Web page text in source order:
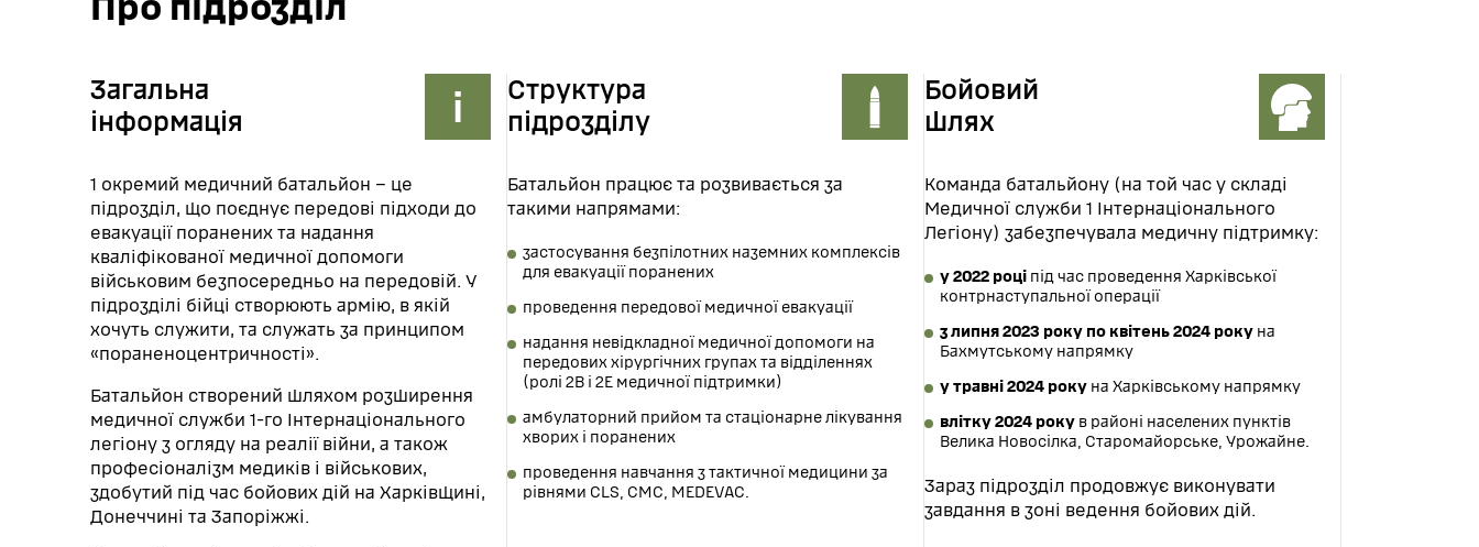
Про підрозділ
Загальна
інформація
1 окремий медичний батальйон – це
підрозділ, що поєднує передові підходи до
евакуації поранених та надання
кваліфікованої медичної допомоги
військовим безпосередньо на передовій. У
підрозділі бійці створюють армію, в якій
хочуть служити, та служать за принципом
«пораненоцентричності».
Батальйон створений шляхом розширення
медичної служби 1-го Інтернаціонального
легіону з огляду на реалії війни, а також
професіоналізм медиків і військових,
здобутий під час бойових дій на Харківщині,
Донеччині та Запоріжжі.
Структура
підрозділу
Батальйон працює та розвивається за
такими напрямами:
застосування безпілотних наземних комплексів
для евакуації поранених
проведення передової медичної евакуації
надання невідкладної медичної допомоги на
передових хірургічних групах та відділеннях
(ролі 2B і 2E медичної підтримки)
амбулаторний прийом та стаціонарне лікування
хворих і поранених
проведення навчання з тактичної медицини за
рівнями CLS, CMC, MEDEVAC.
Бойовий
шлях
Команда батальйону (на той час у складі
Медичної служби 1 Інтернаціонального
Легіону) забезпечувала медичну підтримку:
у 2022 роціпід час проведення Харківської
контрнаступальної операції
з липня 2023 року по квітень 2024 рокуна
Бахмутському напрямку
у травні 2024 рокуна Харківському напрямку
влітку 2024 рокув районі населених пунктів
Велика Новосілка, Старомайорське, Урожайне.
Зараз підрозділ продовжує виконувати
завдання в зоні ведення бойових дій.